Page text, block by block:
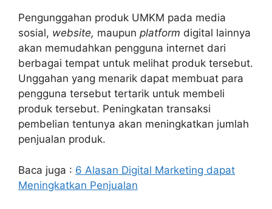
Pengunggahan produk UMKM pada media
sosial, website, maupun platform digital lainnya
akan memudahkan pengguna internet dari
berbagai tempat untuk melihat produk tersebut.
Unggahan yang menarik dapat membuat para
pengguna tersebut tertarik untuk membeli
produk tersebut. Peningkatan transaksi
pembelian tentunya akan meningkatkan jumlah
penjualan produk.
Baca juga : 6 Alasan Digital Marketing dapat
Meningkatkan Penjualan